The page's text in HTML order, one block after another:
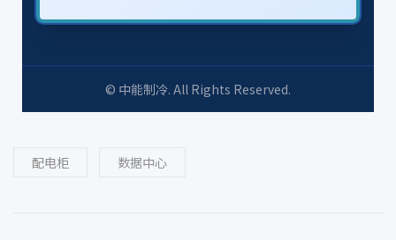
© 中能制冷. All Rights Reserved.
配电柜 数据中心